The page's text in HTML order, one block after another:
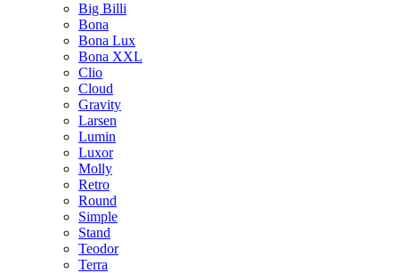
Big Billi
Bona
Bona Lux
Bona XXL
Clio
Cloud
Gravity
Larsen
Lumin
Luxor
Molly
Retro
Round
Simple
Stand
Teodor
Terra